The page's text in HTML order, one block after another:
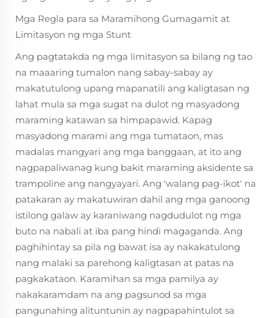
Mga Regla para sa Maramihong Gumagamit at
Limitasyon ng mga Stunt
Ang pagtatakda ng mga limitasyon sa bilang ng tao
na maaaring tumalon nang sabay-sabay ay
makatutulong upang mapanatili ang kaligtasan ng
lahat mula sa mga sugat na dulot ng masyadong
maraming katawan sa himpapawid. Kapag
masyadong marami ang mga tumataon, mas
madalas mangyari ang mga banggaan, at ito ang
nagpapaliwanag kung bakit maraming aksidente sa
trampoline ang nangyayari. Ang 'walang pag-ikot' na
patakaran ay makatuwiran dahil ang mga ganoong
istilong galaw ay karaniwang nagdudulot ng mga
buto na nabali at iba pang hindi magaganda. Ang
paghihintay sa pila ng bawat isa ay nakakatulong
nang malaki sa parehong kaligtasan at patas na
pagkakataon. Karamihan sa mga pamilya ay
nakakaramdam na ang pagsunod sa mga
pangunahing alituntunin ay nagpapahintulot sa